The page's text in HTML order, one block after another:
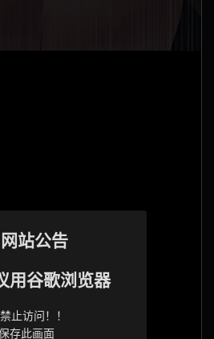
网站公告
用谷歌浏览器
止访问！！
存此画面